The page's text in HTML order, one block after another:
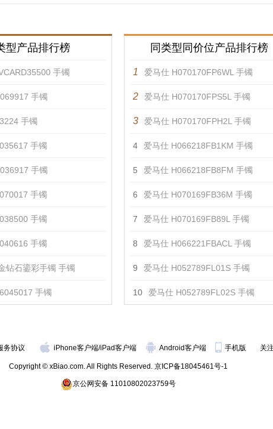
型产品排行榜
手镯
手镯
手镯
手镯
手镯
手镯
手镯
手镯
钻石鎏彩手镯 手镯
手镯
同类型同价位产品排行榜
1 爱马仕 H070170FP6WL 手镯
2 爱马仕 H070170FPS5L 手镯
3 爱马仕 H070170FPH2L 手镯
4 爱马仕 H066218FB1KM 手镯
5 爱马仕 H066218FB8FM 手镯
6 爱马仕 H070169FB36M 手镯
7 爱马仕 H070169FB89L 手镯
8 爱马仕 H066221FBACL 手镯
9 爱马仕 H052789FL01S 手镯
10 爱马仕 H052789FL02S 手镯
务协议 iPhone客户端/iPad客户端 Android客户端 手机版 关
Copyright © xBiao.com. All Rights Reserved. 京ICP备18045461号-1
京公网安备 11010802023759号